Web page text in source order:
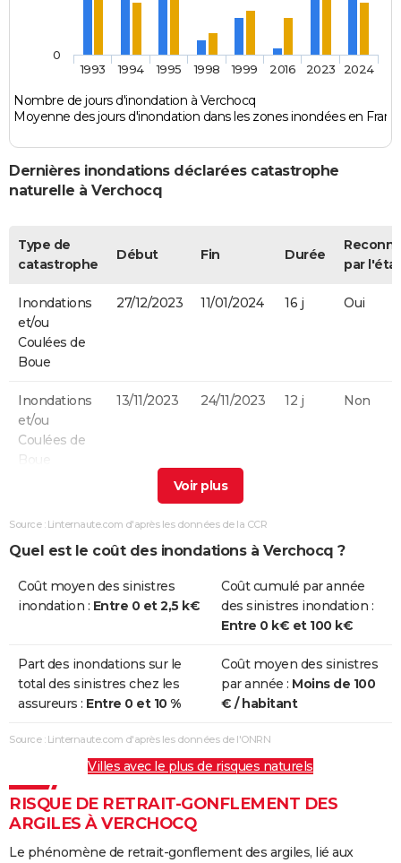
Nombre de jours d'inondation à Verchocq
Moyenne des jours d'inondation dans les zones inondées en
1993 1994 1995 1998 1999 2016 2023 2024
0
Dernières inondations déclarées catastrophe
naturelle à Verchocq
Type de
catastrophe
Début Fin Durée
par l'état
Inondations
et/ou
Coulées de
Boue
27/12/2023 11/01/2024 16 j Oui
Inondations
et/ou
Coulées de
Boue
13/11/2023 24/11/2023 12 j Non
et/ou
Boue
02/11/2023 12/11/2023
Inondations
et/ou
17/06/2016 17/06/2016 1 j Non
Inondations
et/ou
Coulées de
25/12/1999 29/12/1999 5 j Non
Inondations
et/ou
Coulées de
Boue
Source : Linternaute.com d'après les données de la CCR
Quel est le coût des inondations à Verchocq ?
Coût moyen des sinistres
inondation : Entre 0 et 2,5 k€
Coût cumulé par année
des sinistres inondation :
Entre 0 k€ et 100 k€
Part des inondations sur le
total des sinistres chez les
assureurs : Entre 0 et 10 %
Coût moyen des sinistres
par année : Moins de 100
€ / habitant
Source : Linternaute.com d'après les données de l'ONRN
Villes avec le plus de risques naturels
RISQUE DE RETRAIT-GONFLEMENT DES
ARGILES À VERCHOCQ
Le phénomène de retrait-gonflement des argiles, lié aux